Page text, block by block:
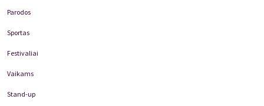
Parodos
Sportas
Festivaliai
Vaikams
Stand-up